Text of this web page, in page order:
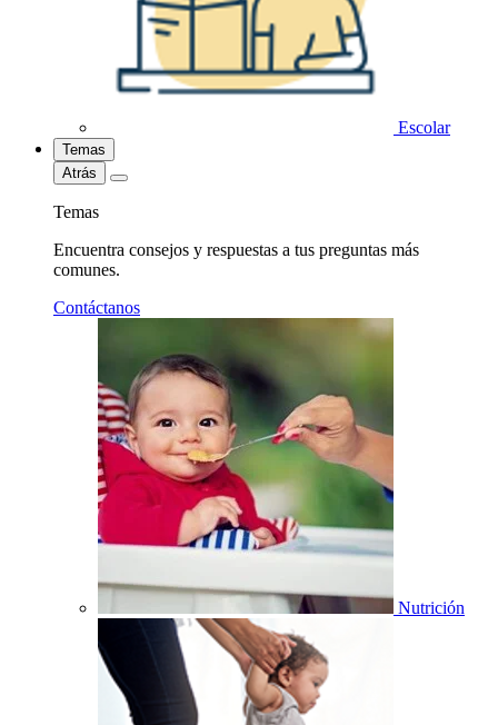
Escolar
Temas
Atrás
Temas
Encuentra consejos y respuestas a tus preguntas más
comunes.
Contáctanos
Nutrición